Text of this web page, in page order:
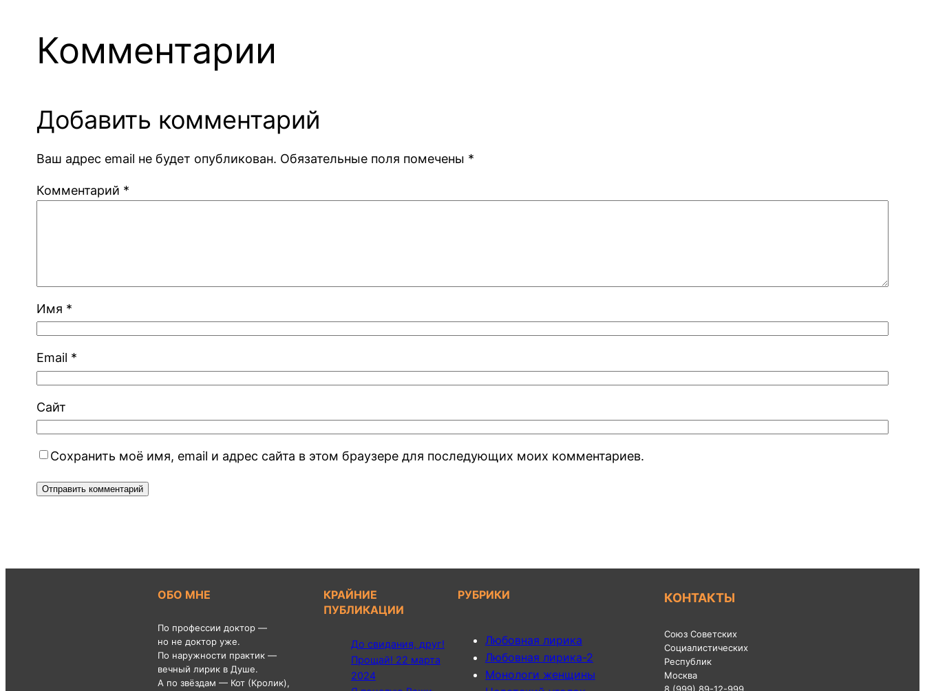
Комментарии
Добавить комментарий
Ваш адрес email не будет опубликован. Обязательные поля помечены *
Комментарий *
Имя *
Email *
Сайт
Сохранить моё имя, email и адрес сайта в этом браузере для последующих моих комментариев.
ОБО МНЕ
По профессии доктор —
но не доктор уже.
По наружности практик —
вечный лирик в Душе.
А по звёздам — Кот (Кролик),
КРАЙНИЕ
ПУБЛИКАЦИИ
До свидания, друг!
Прощай! 22 марта
2024
РУБРИКИ
Любовная лирика
Любовная лирика-2
Монологи женщины
КОНТАКТЫ
Союз Советских
Социалистических
Республик
Москва